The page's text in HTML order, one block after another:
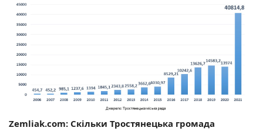
Zemliak.com: Скільки Тростянецька громада